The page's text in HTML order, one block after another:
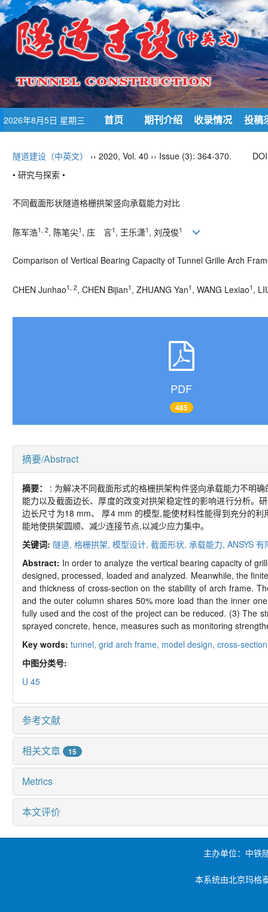
2026年8月5日 星期三 首页 期刊介绍 收录情况 投稿
隧道建设（中英文） ›› 2020, Vol. 40 ›› Issue (3): 364-370.
• 研究与探索 •
不同截面形状隧道格栅拱架竖向承载能力对比
陈军浩1, 2, 陈笔尖1 , 庄 言1 , 王乐潇1 , 刘茂俊1
Comparison of Vertical Bearing Capacity of Tunnel Grille Arch
CHEN Junhao1, 2, CHEN Bijian1 , ZHUANG Yan1 , WANG Lexiao1 ,
PDF
485
摘要/Abstract
摘要： : 为解决不同截面形式的格栅拱架构件竖向承载能力不明
能力以及截面边长、厚度的改变对拱架稳定性的影响进行分析。
边长尺寸为18 mm、 厚4 mm 的模型,能使材料性能得到充分的
能地使拱架圆顺、减少连接节点,以减少应力集中。
关键词: 隧道, 格栅拱架, 模型设计, 截面形状, 承载能力, ANSYS 有
Abstract: In order to analyze the vertical bearing capacity of
designed, processed, loaded and analyzed. Meanwhile, the
and thickness of cross-section on the stability of arch frame.
and the outer column shares 50% more load than the inner
fully used and the cost of the project can be reduced. (3) The
sprayed concrete, hence, measures such as monitoring
Key words: tunnel, grid arch frame, model design, cross-
中图分类号:
U 45
参考文献
相关文章 15
Metrics
本文评价
主办单位：中铁
本系统由北京玛格